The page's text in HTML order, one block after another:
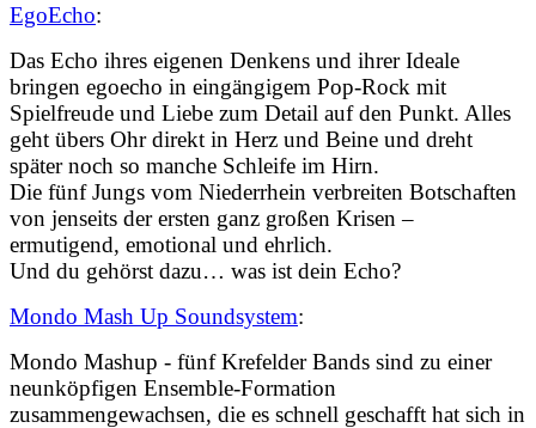
EgoEcho:
Das Echo ihres eigenen Denkens und ihrer Ideale
bringen egoecho in eingängigem Pop-Rock mit
Spielfreude und Liebe zum Detail auf den Punkt. Alles
geht übers Ohr direkt in Herz und Beine und dreht
später noch so manche Schleife im Hirn.
Die fünf Jungs vom Niederrhein verbreiten Botschaften
von jenseits der ersten ganz großen Krisen –
ermutigend, emotional und ehrlich.
Und du gehörst dazu… was ist dein Echo?
Mondo Mash Up Soundsystem:
Mondo Mashup - fünf Krefelder Bands sind zu einer
neunköpfigen Ensemble-Formation
zusammengewachsen, die es schnell geschafft hat sich in